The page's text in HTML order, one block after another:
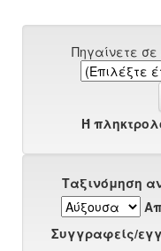
Πηγαίνετε σε
Ή
Ταξινόμηση
Συγγραφείς/